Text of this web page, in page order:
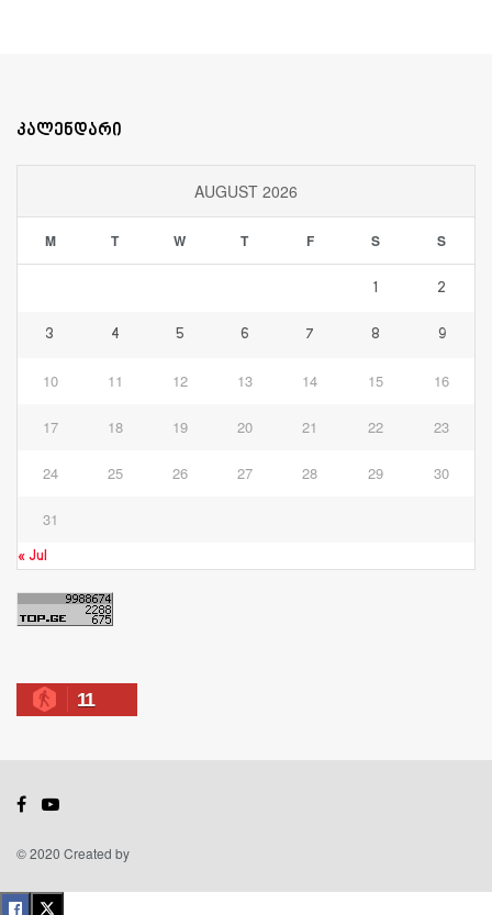
კალენდარი
AUGUST 2026
M T W T F S S
1 2
3 4 5 6 7 8 9
10 11 12 13 14 15 16
17 18 19 20 21 22 23
24 25 26 27 28 29 30
31
« Jul
11
© 2020 Created by